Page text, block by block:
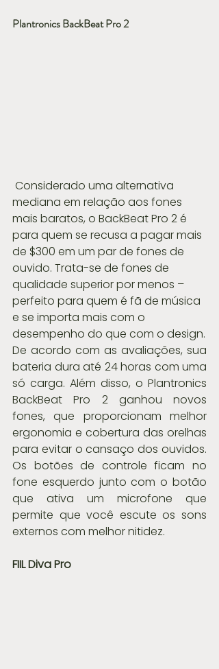
Plantronics BackBeat Pro 2
mediana em relação aos fones
mais baratos, o BackBeat Pro 2 é
para quem se recusa a pagar mais
de $300 em um par de fones de
ouvido. Trata-se de fones de
qualidade superior por menos –
perfeito para quem é fã de música
e se importa mais com o
desempenho do que com o design.
De acordo com as avaliações, sua
bateria dura até 24 horas com uma
só carga. Além disso, o Plantronics
BackBeat Pro 2 ganhou novos
fones, que proporcionam melhor
ergonomia e cobertura das orelhas
para evitar o cansaço dos ouvidos.
Os botões de controle ficam no
fone esquerdo junto com o botão
que ativa um microfone que
permite que você escute os sons
externos com melhor nitidez.
FIIL Diva Pro